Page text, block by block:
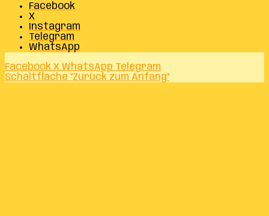
Facebook
X
Instagram
Telegram
WhatsApp
Facebook X WhatsApp Telegram
Schaltfläche "Zurück zum Anfang"